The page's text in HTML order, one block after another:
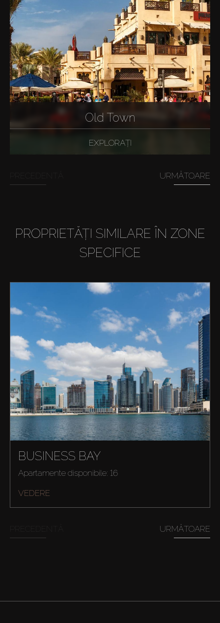
Old Town
EXPLORAȚI
URMĂTOARE
PROPRIETĂȚI SIMILARE ÎN ZONE
SPECIFICE
BUSINESS BAY
Apartamente disponibile: 16
VEDERE
URMĂTOARE